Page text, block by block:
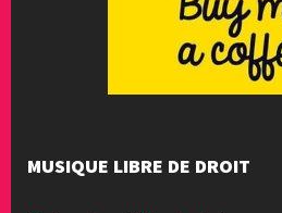
MUSIQUE LIBRE DE DROIT